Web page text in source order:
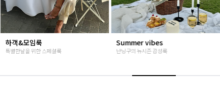
하객&모임룩
특별한날을 위한 스페셜룩
Summer vibes
난닝구의 뉴시즌 감성룩